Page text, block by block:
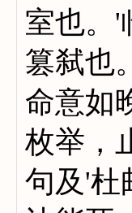
室也。'
篡弑也
命意如
枚举，
句及'杜